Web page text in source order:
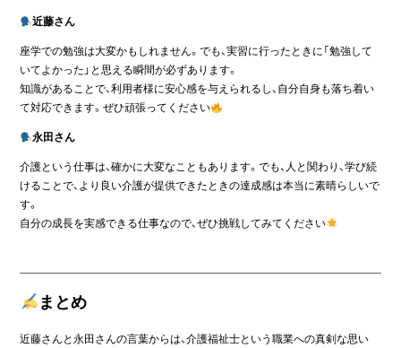
近藤さん
座学での勉強は大変かもしれません。でも、実習に行ったときに「勉強して
いてよかった」と思える瞬間が必ずあります。
知識があることで、利用者様に安心感を与えられるし、自分自身も落ち着い
て対応できます。ぜひ頑張ってください
永田さん
介護という仕事は、確かに大変なこともあります。でも、人と関わり、学び続
けることで、より良い介護が提供できたときの達成感は本当に素晴らしいで
す。
自分の成長を実感できる仕事なので、ぜひ挑戦してみてください
まとめ
近藤さんと永田さんの言葉からは、介護福祉士という職業への真剣な思い